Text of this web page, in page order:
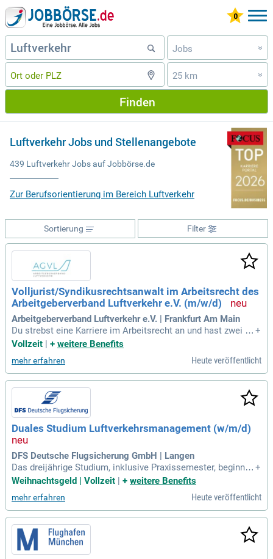
Jobs »
25 km »
Finden
Luftverkehr Jobs und Stellenangebote
439 Luftverkehr Jobs auf Jobbörse.de
Zur Berufsorientierung im Bereich Luftverkehr
Filter
Sortierung
Volljurist/Syndikusrechtsanwalt im Arbeitsrecht des
Arbeitgeberverband Luftverkehr e.V. (m/w/d)
Arbeitgeberverband Luftverkehr e.V. | Frankfurt Am Main
Du strebst eine Karriere im Arbeitsrecht an und hast zwei üb
erdurchschnittliche juristische Staatsexamina sowie idealer
hrung in der Prozessvertretung und fundierte Kenntnisse im
individuellen und kollektiven Arbeitsrecht sind unerlässlich.
Verhandlungssichere Englischkenntnisse in Wort und Schrif
t sind ein Plus, ebenso wie zeitliche Flexibilität. Wichtig sind
auch analytisches Denkvermögen, Kommunikationsstärke u
nd Durchsetzungsvermögen. Der Umgang mit Gremien und
Verhandlungspartnern erfordert politisches Geschick. Profiti
eren Sie von attraktiven Angeboten wie Altersvorsorge, Gew
innbeteiligungen und bezuschussten Kantinenleistungen.
+
Vollzeit | + weitere Benefits
mehr erfahren Heute veröffentlicht
Duales Studium Luftverkehrsmanagement (w/m/d)
DFS Deutsche Flugsicherung GmbH | Langen
Das dreijährige Studium, inklusive Praxissemester, beginnt i
mmer zum Wintersemester mit einer Einführungsveranstalt
erkehrsmanagement (Bachelor of Arts) “.
+
Weihnachtsgeld | Vollzeit
+ weitere Benefits
mehr erfahren Heute veröffentlicht